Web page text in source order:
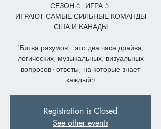
СЕЗОН 6. ИГРА 5.
ИГРАЮТ САМЫЕ СИЛЬНЫЕ КОМАНДЫ
США И КАНАДЫ
"Битва разумов" - это два часа драйва,
логических, музыкальных, визуальных
вопросов - ответы, на которые знает
каждый;)
Registration is Closed
See other events